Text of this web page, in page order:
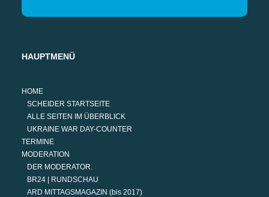
HAUPTMENÜ
HOME
SCHEIDER STARTSEITE
ALLE SEITEN IM ÜBERBLICK
UKRAINE WAR DAY-COUNTER
TERMINE
MODERATION
DER MODERATOR.
BR24 | RUNDSCHAU
ARD MITTAGSMAGAZIN (bis 2017)